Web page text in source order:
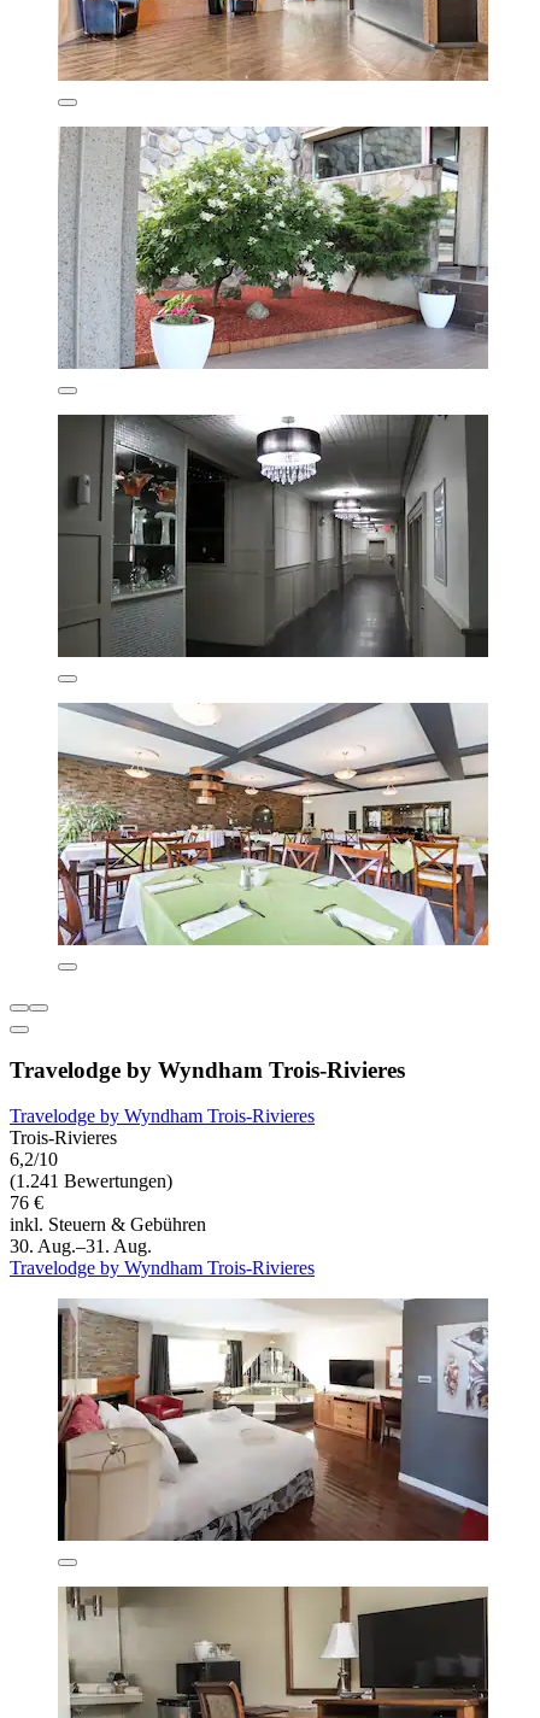
Travelodge by Wyndham Trois-Rivieres
Travelodge by Wyndham Trois-Rivieres
Trois-Rivieres
6,2/10
(1.241 Bewertungen)
76 €
inkl. Steuern & Gebühren
30. Aug.–31. Aug.
Travelodge by Wyndham Trois-Rivieres